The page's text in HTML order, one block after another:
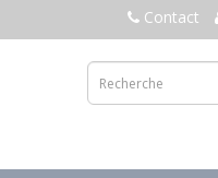
Contact